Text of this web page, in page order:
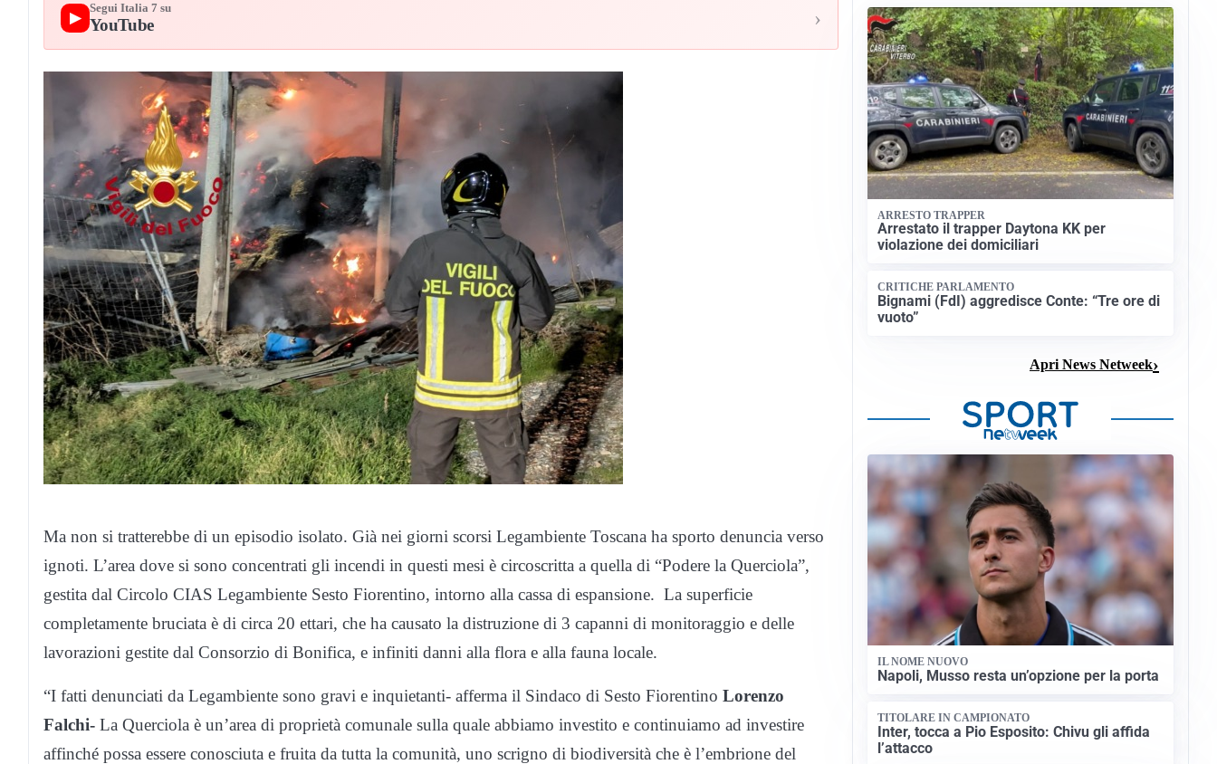
▶
Segui Italia 7 su
YouTube ›
Ma non si tratterebbe di un episodio isolato. Già nei giorni scorsi Legambiente Toscana ha sporto denuncia verso
ignoti. L’area dove si sono concentrati gli incendi in questi mesi è circoscritta a quella di “Podere la Querciola”,
gestita dal Circolo CIAS Legambiente Sesto Fiorentino, intorno alla cassa di espansione. La superficie
completamente bruciata è di circa 20 ettari, che ha causato la distruzione di 3 capanni di monitoraggio e delle
lavorazioni gestite dal Consorzio di Bonifica, e infiniti danni alla flora e alla fauna locale.
“I fatti denunciati da Legambiente sono gravi e inquietanti- afferma il Sindaco di Sesto Fiorentino Lorenzo
Falchi- La Querciola è un’area di proprietà comunale sulla quale abbiamo investito e continuiamo ad investire
affinché possa essere conosciuta e fruita da tutta la comunità, uno scrigno di biodiversità che è l’embrione del
ARRESTO TRAPPER
Arrestato il trapper Daytona KK per
violazione dei domiciliari
CRITICHE PARLAMENTO
Bignami (FdI) aggredisce Conte: “Tre ore di
vuoto”
Apri News Netweek
IL NOME NUOVO
Napoli, Musso resta un’opzione per la porta
TITOLARE IN CAMPIONATO
Inter, tocca a Pio Esposito: Chivu gli affida
l’attacco